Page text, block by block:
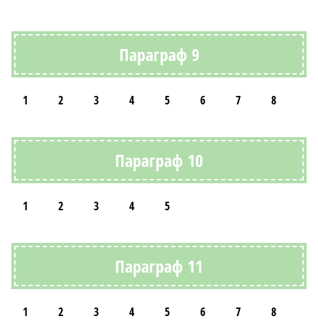
Параграф 9
1 2 3 4 5 6 7 8
Параграф 10
1 2 3 4 5
Параграф 11
1 2 3 4 5 6 7
8